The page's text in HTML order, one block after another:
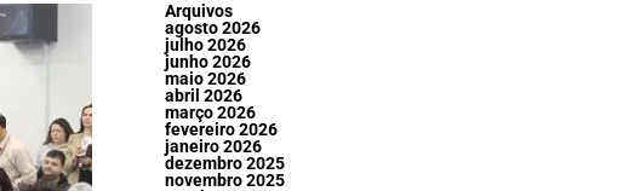
Arquivos
agosto 2026
julho 2026
junho 2026
maio 2026
abril 2026
março 2026
fevereiro 2026
janeiro 2026
dezembro 2025
novembro 2025